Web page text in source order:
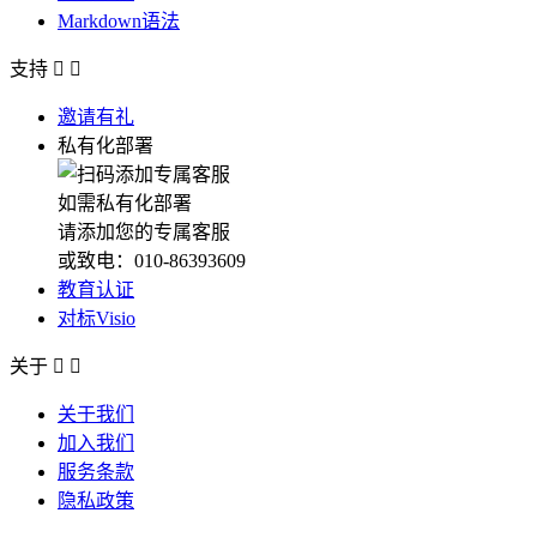
Markdown语法
支持  
邀请有礼
私有化部署
如需私有化部署
请添加您的专属客服
或致电：010-86393609
教育认证
对标Visio
关于  
关于我们
加入我们
服务条款
隐私政策